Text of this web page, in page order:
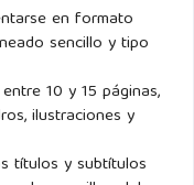
en formato
sencillo y tipo
10 y 15 páginas,
ilustraciones y
títulos y subtítulos